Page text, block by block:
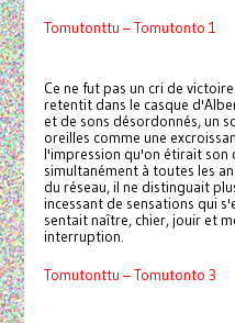
Tomutonttu – Tomutonto 1
Ce ne fut pas un cri de
retentit dans le casque
et de sons désordonnés, un
oreilles comme une
l'impression qu'on étirait son
simultanément à toutes les
du réseau, il ne distinguait
incessant de sensations qui
sentait naître, chier, jouir et
interruption.
Tomutonttu – Tomutonto 3